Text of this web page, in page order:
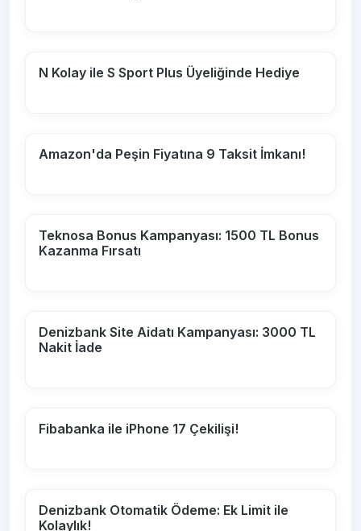
N Kolay ile S Sport Plus Üyeliğinde Hediye
Amazon'da Peşin Fiyatına 9 Taksit İmkanı!
Teknosa Bonus Kampanyası: 1500 TL Bonus
Kazanma Fırsatı
Denizbank Site Aidatı Kampanyası: 3000 TL
Nakit İade
Fibabanka ile iPhone 17 Çekilişi!
Denizbank Otomatik Ödeme: Ek Limit ile
Kolaylık!